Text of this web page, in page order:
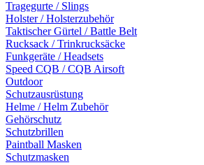
Tragegurte / Slings
Holster / Holsterzubehör
Taktischer Gürtel / Battle Belt
Rucksack / Trinkrucksäcke
Funkgeräte / Headsets
Speed CQB / CQB Airsoft
Outdoor
Schutzausrüstung
Helme / Helm Zubehör
Gehörschutz
Schutzbrillen
Paintball Masken
Schutzmasken